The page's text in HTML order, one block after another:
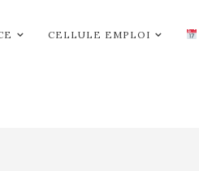
CELLULE EMPLOI